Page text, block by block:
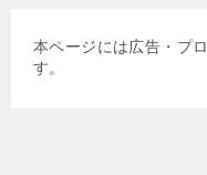
本ページには広告・プ
す。